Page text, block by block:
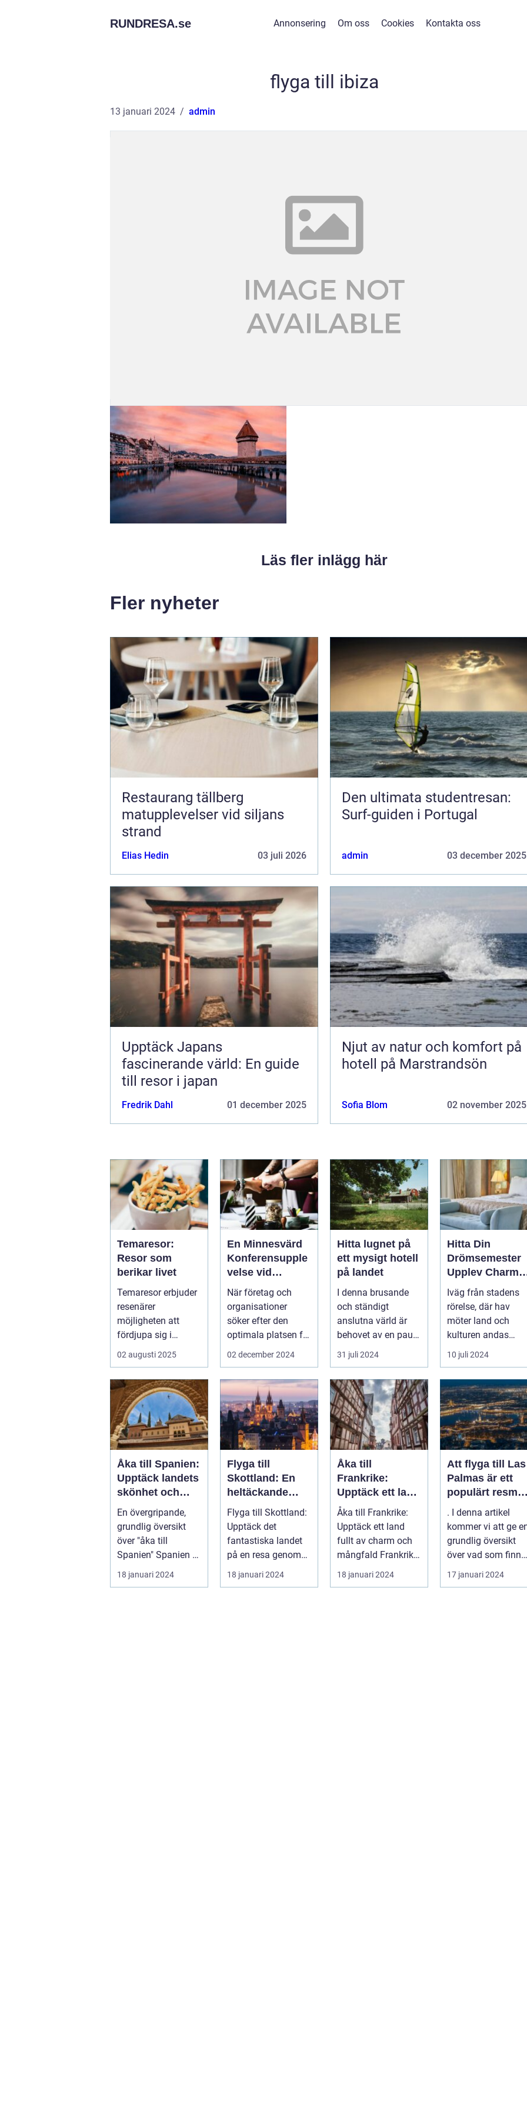
RUNDRESA.se Annonsering Om oss Cookies Kontakta oss
flyga till ibiza
13 januari 2024 admin
Läs fler inlägg här
Fler nyheter
Restaurang tällberg
matupplevelser vid siljans
strand
Elias Hedin 03 juli 2026
Den ultimata studentresan:
Surf-guiden i Portugal
admin 03 december 2025
Upptäck Japans
fascinerande värld: En guide
till resor i japan
Fredrik Dahl 01 december 2025
Njut av natur och komfort på
hotell på Marstrandsön
Sofia Blom 02 november 2025
Temaresor:
Resor som
berikar livet
Temaresor erbjuder
resenärer
möjligheten att
fördjupa sig i
specifika intressen
eller...
02 augusti 2025
En Minnesvärd
Konferensupple
velse vid
Tylösands Kust
När företag och
organisationer
söker efter den
optimala platsen för
sin näs...
02 december 2024
Hitta lugnet på
ett mysigt hotell
på landet
I denna brusande
och ständigt
anslutna värld är
behovet av en paus,
en stund av frid,...
31 juli 2024
Hitta Din
Drömsemester
Upplev
med Hotell i
Halland
Iväg från stadens
rörelse, där hav
möter land och
kulturen andas
historia ...
10 juli 2024
Åka till Spanien:
Upptäck landets
skönhet och
kultur
En övergripande,
grundlig översikt
över "åka till
Spanien" Spanien är
ett av Europas mest
populära ...
18 januari 2024
Flyga till
Skottland: En
heltäckande
guide
Flyga till Skottland:
Upptäck det
fantastiska landet
på en resa genom
luften Introduktion:
Att flyg...
18 januari 2024
Åka till
Frankrike:
Upptäck ett land
fullt av charm
och mångfald
Åka till Frankrike:
Upptäck ett land
fullt av charm och
mångfald Frankrike
är ett land som
fasciner...
18 januari 2024
Att flyga till Las
Palmas är ett
populärt resmål
för många
resenärer, som
dras till de
vackra
behagliga
klimatet och
. I denna artikel
kommer vi att ge
grundlig översikt
över vad som finns
att upptäcka när
man flyg...
17 januari 2024